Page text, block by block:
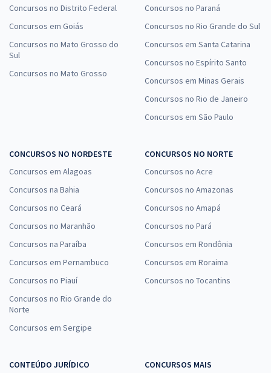
Concursos no Distrito Federal
Concursos em Goiás
Concursos no Mato Grosso do
Sul
Concursos no Mato Grosso
Concursos no Paraná
Concursos no Rio Grande do Sul
Concursos em Santa Catarina
Concursos no Espírito Santo
Concursos em Minas Gerais
Concursos no Rio de Janeiro
Concursos em São Paulo
CONCURSOS NO NORDESTE
Concursos em Alagoas
Concursos na Bahia
Concursos no Ceará
Concursos no Maranhão
Concursos na Paraíba
Concursos em Pernambuco
Concursos no Piauí
Concursos no Rio Grande do
Norte
Concursos em Sergipe
CONCURSOS NO NORTE
Concursos no Acre
Concursos no Amazonas
Concursos no Amapá
Concursos no Pará
Concursos em Rondônia
Concursos em Roraima
Concursos no Tocantins
CONTEÚDO JURÍDICO
CONCURSOS MAIS